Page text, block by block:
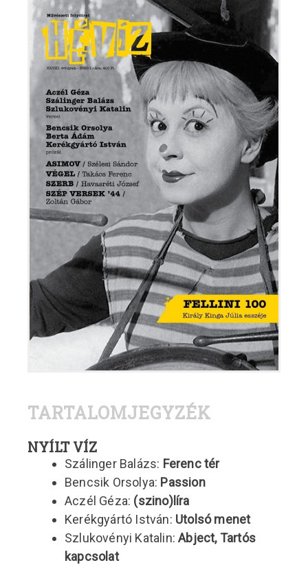
TARTALOMJEGYZÉK
NYÍLT VÍZ
Szálinger Balázs: Ferenc tér
Bencsik Orsolya: Passion
Aczél Géza: (szino)líra
Kerékgyártó István: Utolsó menet
Szlukovényi Katalin:Abject, Tartós
kapcsolat